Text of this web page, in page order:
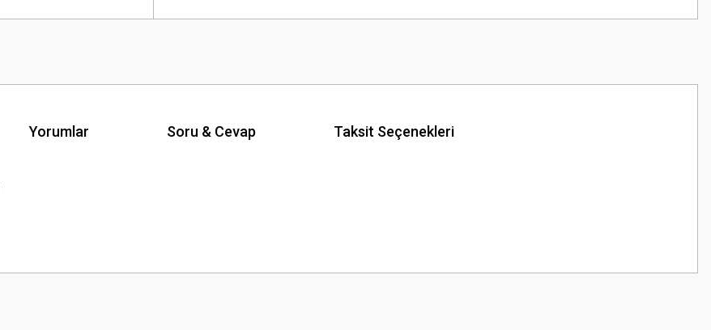
Yorumlar Soru & Cevap Taksit Seçenekleri